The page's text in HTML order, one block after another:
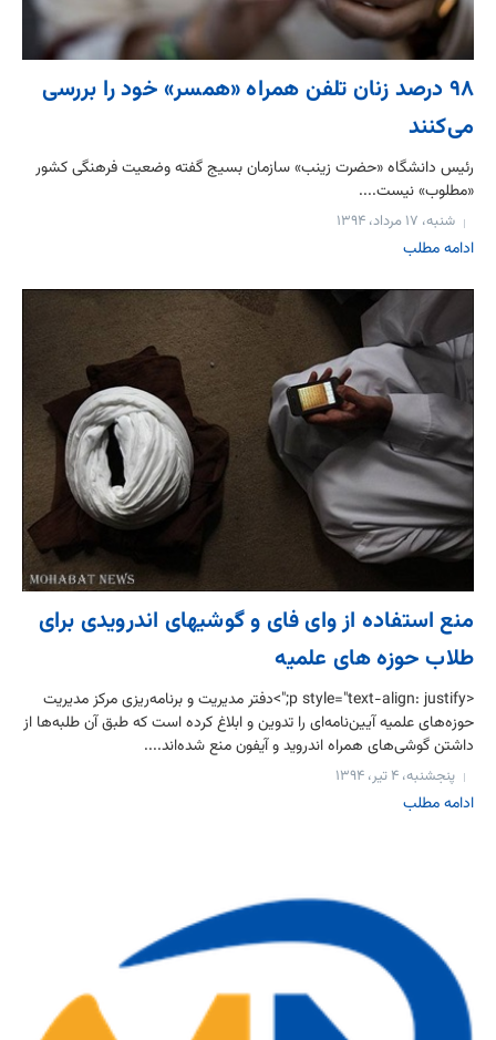
۹۸ درصد زنان تلفن‌ همراه «همسر» خود را بررسی
می‌کنند
رئيس دانشگاه «حضرت زينب» سازمان بسيج گفته وضعيت فرهنگی کشور
«مطلوب» نيست....
شنبه، ۱۷ مرداد، ۱۳۹۴
ادامه مطلب
منع استفاده از وای فای و گوشیهای اندرویدی برای
طلاب حوزه های علمیه
<p style="text-align: justify;">دفتر مدیریت و برنامه‌ریزی مرکز مدیریت
حوزه‌های علمیه آیین‌نامه‌ای را تدوین و ابلاغ کرده است که طبق آن طلبه‌ها از
داشتن گوشی‌های همراه اندروید و آیفون منع شده‌اند....
پنجشنبه، ۴ تیر، ۱۳۹۴
ادامه مطلب